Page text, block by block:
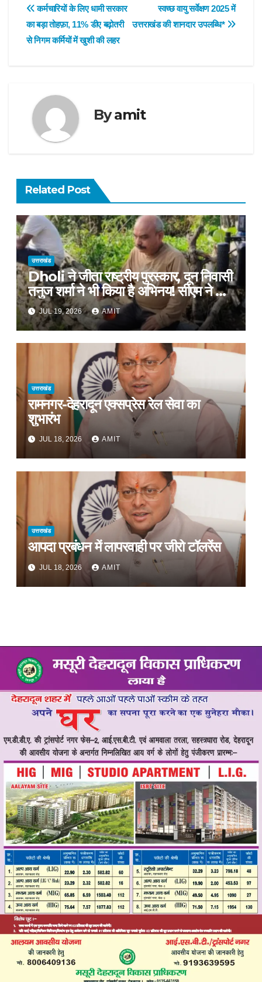
Post
navigation
स्वच्छ वायु सर्वेक्षण 2025 में
उत्तराखंड की शानदार उपलब्धि*
कर्मचारियों के लिए धामी सरकार
का बड़ा तोहफ़ा, 11% डीए बढ़ोतरी
से निगम कर्मियों में खुशी की लहर
Byamit
Related Post
उत्तराखंड
Dholi ने जीता राष्ट्रीय पुरस्कार, दून निवासी
तनुज शर्मा ने भी किया है अभिनय! सीएम ने दी
शुभकामनाएं !
JUL 19, 2026 AMIT
उत्तराखंड
रामनगर-देहरादून एक्सप्रेस रेल सेवा का
शुभारंभ
JUL 18, 2026 AMIT
उत्तराखंड
आपदा प्रबंधन में लापरवाही पर जीरो टॉलरेंस
JUL 18, 2026 AMIT